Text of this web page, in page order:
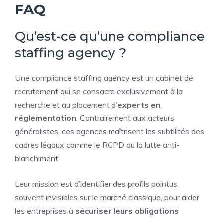
FAQ
Qu’est-ce qu’une compliance
staffing agency ?
Une compliance staffing agency est un cabinet de
recrutement qui se consacre exclusivement à la
recherche et au placement d’experts en
réglementation . Contrairement aux acteurs
généralistes, ces agences maîtrisent les subtilités des
cadres légaux comme le RGPD ou la lutte anti-
blanchiment.
Leur mission est d’identifier des profils pointus,
souvent invisibles sur le marché classique, pour aider
les entreprises à sécuriser leurs obligations